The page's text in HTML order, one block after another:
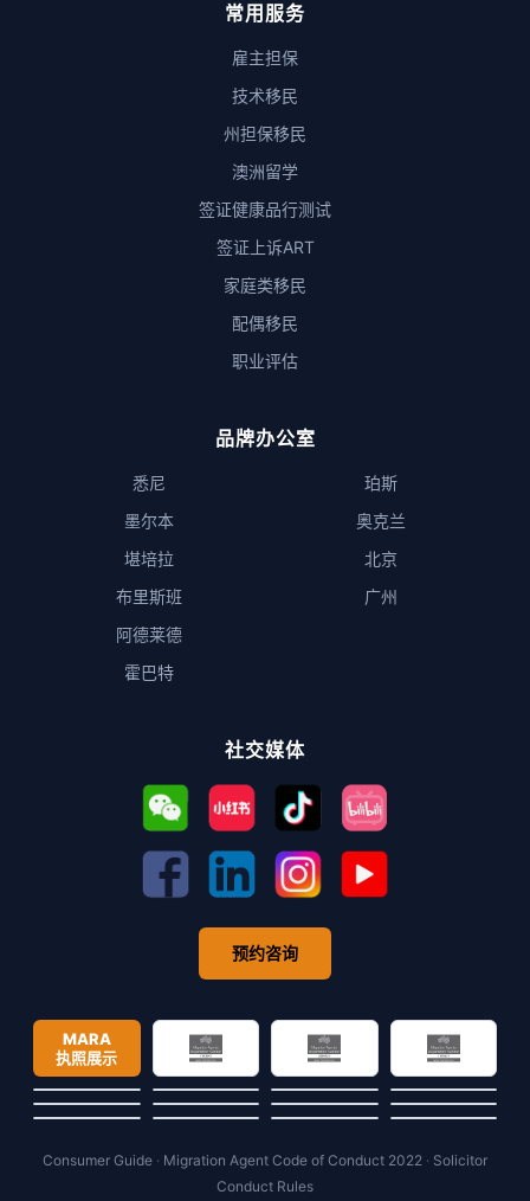
常用服务
雇主担保
技术移民
州担保移民
澳洲留学
签证健康品行测试
签证上诉ART
家庭类移民
配偶移民
职业评估
品牌办公室
悉尼
墨尔本
堪培拉
布里斯班
阿德莱德
霍巴特
珀斯
奥克兰
北京
广州
社交媒体
预约咨询
MARA
执照展示
Consumer Guide · Migration Agent Code of Conduct 2022 · Solicitor
Conduct Rules